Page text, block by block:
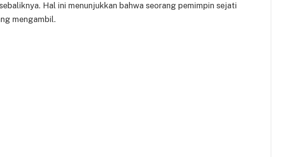
Hal ini menunjukkan bahwa seorang pemimpin sejati
mengambil.